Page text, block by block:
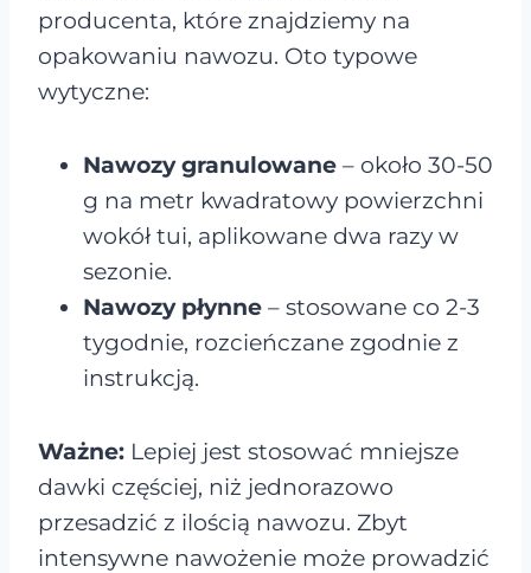
producenta, które znajdziemy na
opakowaniu nawozu. Oto typowe
wytyczne:
Nawozy granulowane – około 30-50
g na metr kwadratowy powierzchni
wokół tui, aplikowane dwa razy w
sezonie.
Nawozy płynne – stosowane co 2-3
tygodnie, rozcieńczane zgodnie z
instrukcją.
Ważne: Lepiej jest stosować mniejsze
dawki częściej, niż jednorazowo
przesadzić z ilością nawozu. Zbyt
intensywne nawożenie może prowadzić